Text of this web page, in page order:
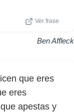
Ver frase
Ben Affleck
que eres
eres
apestas y